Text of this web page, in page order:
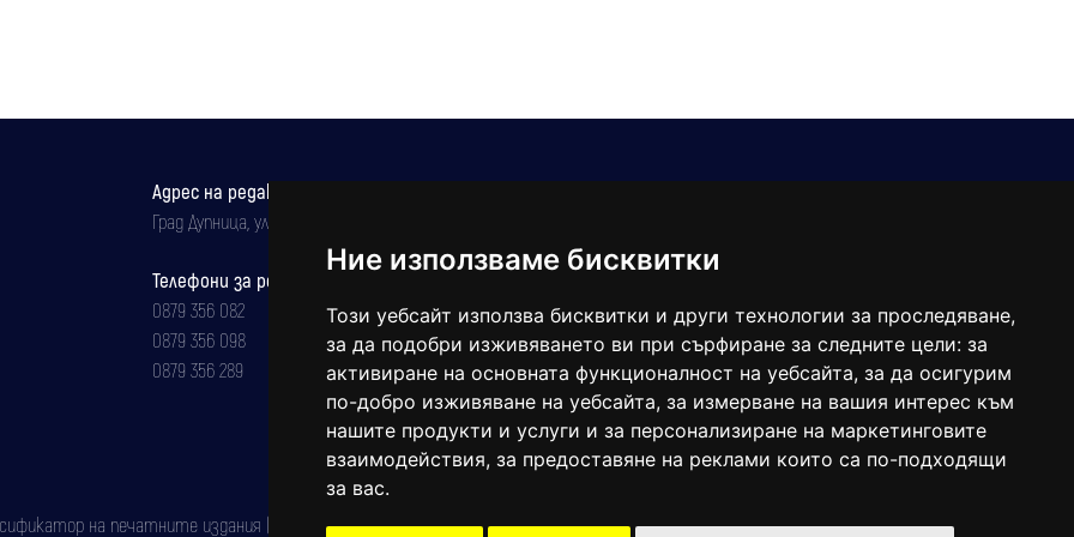
Ние използваме бисквитки
Този уебсайт използва бисквитки и други технологии за проследяване,
за да подобри изживяването ви при сърфиране за следните цели: за
активиране на основната функционалност на уебсайта, за да осигурим
по-добро изживяване на уебсайта, за измерване на вашия интерес към
нашите продукти и услуги и за персонализиране на маркетинговите
взаимодействия, за предоставяне на реклами които са по-подходящи
за вас.
Адрес на редакцията
Град Дупница, ул.''Христо Ботев" 43
Телефони за реклама и абонаменти
0879 356 082
0879 356 098
0879 356 289
balgarkanews@gmail.com
на печатните издания (Българска национална агенция за ISSN) под номер: ISSN 1312-4722.